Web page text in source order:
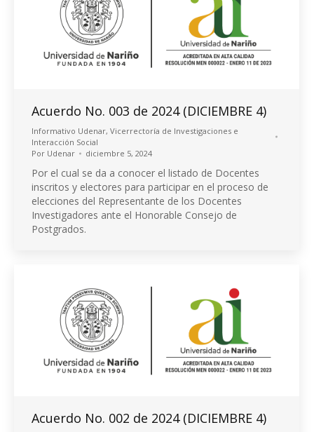
Acuerdo No. 003 de 2024 (DICIEMBRE 4)
Informativo Udenar, Vicerrectoría de Investigaciones e
Interacción Social
Por Udenar diciembre 5, 2024
Por el cual se da a conocer el listado de Docentes
inscritos y electores para participar en el proceso de
elecciones del Representante de los Docentes
Investigadores ante el Honorable Consejo de
Postgrados.
Acuerdo No. 002 de 2024 (DICIEMBRE 4)